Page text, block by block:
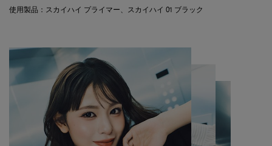
使用製品：スカイハイ プライマー、スカイハイ 01 ブラック